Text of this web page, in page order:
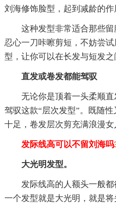
刘海修饰脸型，起到减龄的作
这种发型非常适合那些
忍心一刀咔嚓剪短，不妨尝
型，让你可以在长发与短发之
直发或卷发都能驾驭
无论你是顶着一头柔顺
驾驭这款“层次发型”。既随
十足，卷发层次剪充满浪漫女
发际线高可以不留刘海吗
大光明发型。
发际线高的人额头一般
一个发型就是大光明，就是